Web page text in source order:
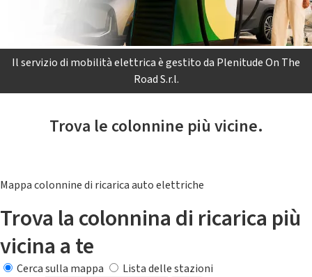
Il servizio di mobilità elettrica è gestito da Plenitude On The
Road S.r.l.
Trova le colonnine più vicine.
Mappa colonnine di ricarica auto elettriche
Trova la colonnina di ricarica più
vicina a te
Cerca sulla mappa
Lista delle stazioni